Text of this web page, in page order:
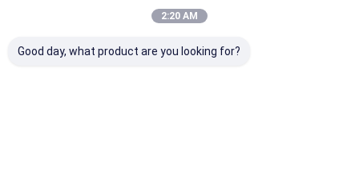
Κωνικά κεφάλια δεξαμενών
2:20 AM
Good day, what product are you looking for?